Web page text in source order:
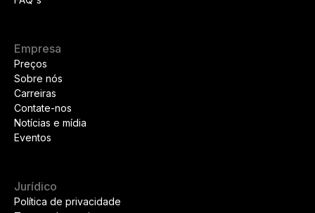
Empresa
Preços
Sobre nós
Carreiras
Contate-nos
Notícias e mídia
Eventos
Jurídico
Política de privacidade